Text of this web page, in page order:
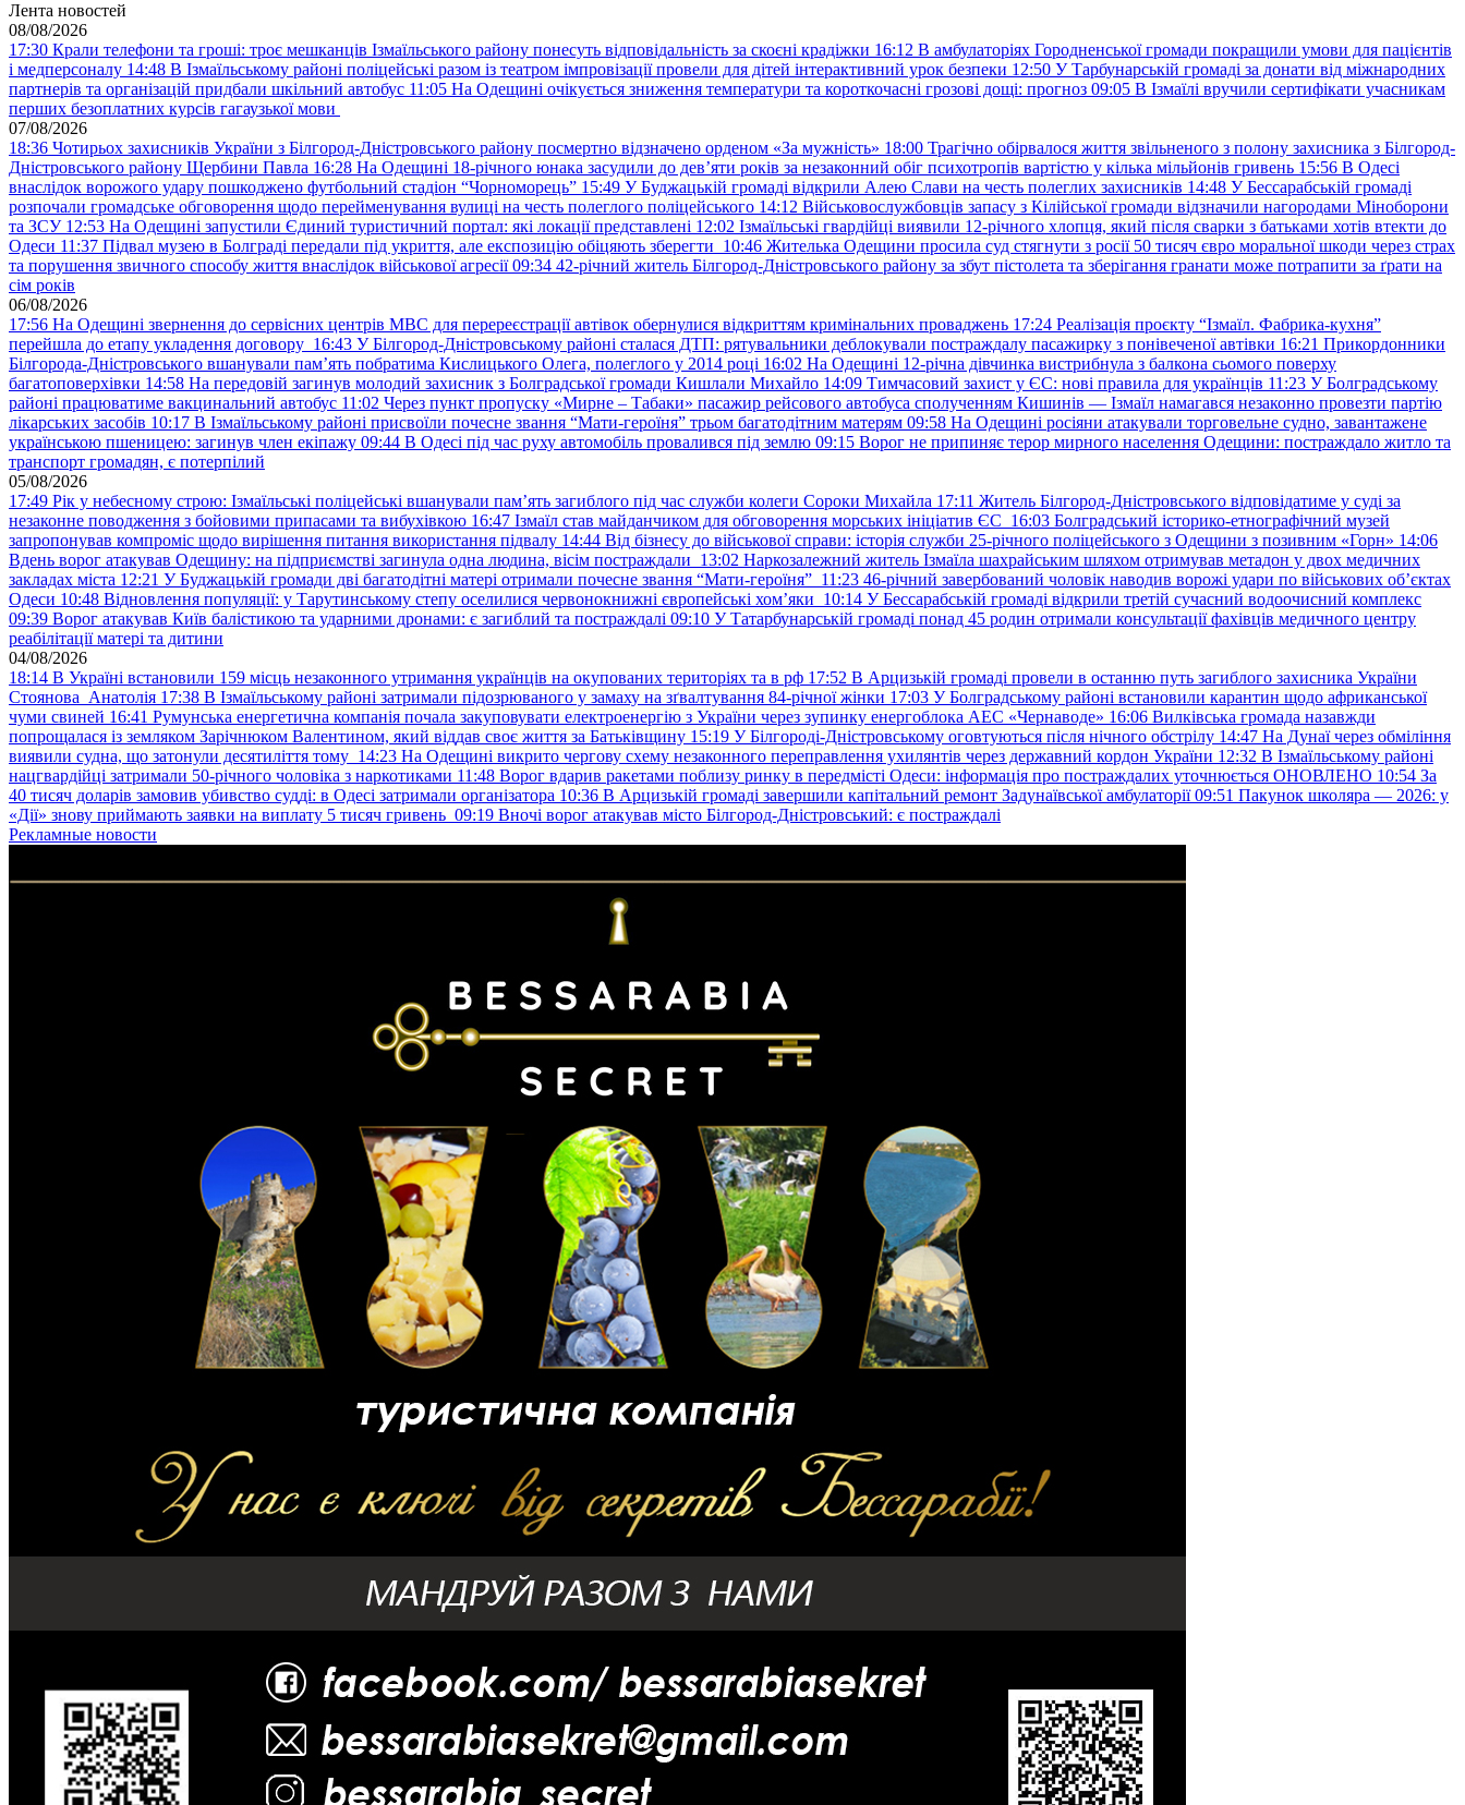
Лента новостей
08/08/2026
17:30 Крали телефони та гроші: троє мешканців Ізмаїльського району понесуть відповідальність за скоєні крадіжки 16:12 В амбулаторіях Городненської громади покращили умови для пацієнтів
і медперсоналу 14:48 В Ізмаїльському районі поліцейські разом із театром імпровізації провели для дітей інтерактивний урок безпеки 12:50 У Тарбунарській громаді за донати від міжнародних
партнерів та організацій придбали шкільний автобус 11:05 На Одещині очікується зниження температури та короткочасні грозові дощі: прогноз 09:05 В Ізмаїлі вручили сертифікати учасникам
перших безоплатних курсів гагаузької мови
07/08/2026
18:36 Чотирьох захисників України з Білгород-Дністровського району посмертно відзначено орденом «За мужність» 18:00 Трагічно обірвалося життя звільненого з полону захисника з Білгород-
Дністровського району Щербини Павла 16:28 На Одещині 18-річного юнака засудили до дев’яти років за незаконний обіг психотропів вартістю у кілька мільйонів гривень 15:56 В Одесі
внаслідок ворожого удару пошкоджено футбольний стадіон “Чорноморець” 15:49 У Буджацькій громаді відкрили Алею Слави на честь полеглих захисників 14:48 У Бессарабській громаді
розпочали громадське обговорення щодо перейменування вулиці на честь полеглого поліцейського 14:12 Військовослужбовців запасу з Кілійської громади відзначили нагородами Міноборони
та ЗСУ 12:53 На Одещині запустили Єдиний туристичний портал: які локації представлені 12:02 Ізмаїльські гвардійці виявили 12-річного хлопця, який після сварки з батьками хотів втекти до
Одеси 11:37 Підвал музею в Болграді передали під укриття, але експозицію обіцяють зберегти 10:46 Жителька Одещини просила суд стягнути з росії 50 тисяч євро моральної шкоди через страх
та порушення звичного способу життя внаслідок військової агресії 09:34 42-річний житель Білгород-Дністровського району за збут пістолета та зберігання гранати може потрапити за ґрати на
сім років
06/08/2026
17:56 На Одещині звернення до сервісних центрів МВС для перереєстрації автівок обернулися відкриттям кримінальних проваджень 17:24 Реалізація проєкту “Ізмаїл. Фабрика-кухня”
перейшла до етапу укладення договору 16:43 У Білгород-Дністровському районі сталася ДТП: рятувальники деблокували постраждалу пасажирку з понівеченої автівки 16:21 Прикордонники
Білгорода-Дністровського вшанували пам’ять побратима Кислицького Олега, полеглого у 2014 році 16:02 На Одещині 12-річна дівчинка вистрибнула з балкона сьомого поверху
багатоповерхівки 14:58 На передовій загинув молодий захисник з Болградської громади Кишлали Михайло 14:09 Тимчасовий захист у ЄС: нові правила для українців 11:23 У Болградському
районі працюватиме вакцинальний автобус 11:02 Через пункт пропуску «Мирне – Табаки» пасажир рейсового автобуса сполученням Кишинів — Ізмаїл намагався незаконно провезти партію
лікарських засобів 10:17 В Ізмаїльському районі присвоїли почесне звання “Мати-героїня” трьом багатодітним матерям 09:58 На Одещині росіяни атакували торговельне судно, завантажене
українською пшеницею: загинув член екіпажу 09:44 В Одесі під час руху автомобіль провалився під землю 09:15 Ворог не припиняє терор мирного населення Одещини: постраждало житло та
транспорт громадян, є потерпілий
05/08/2026
17:49 Рік у небесному строю: Ізмаїльські поліцейські вшанували пам’ять загиблого під час служби колеги Сороки Михайла 17:11 Житель Білгород-Дністровського відповідатиме у суді за
незаконне поводження з бойовими припасами та вибухівкою 16:47 Ізмаїл став майданчиком для обговорення морських ініціатив ЄС 16:03 Болградський історико-етнографічний музей
запропонував компроміс щодо вирішення питання використання підвалу 14:44 Від бізнесу до військової справи: історія служби 25-річного поліцейського з Одещини з позивним «Горн» 14:06
Вдень ворог атакував Одещину: на підприємстві загинула одна людина, вісім постраждали 13:02 Наркозалежний житель Ізмаїла шахрайським шляхом отримував метадон у двох медичних
закладах міста 12:21 У Буджацькій громади дві багатодітні матері отримали почесне звання “Мати-героїня” 11:23 46-річний завербований чоловік наводив ворожі удари по військових обʼєктах
Одеси 10:48 Відновлення популяції: у Тарутинському степу оселилися червонокнижні європейські хом’яки 10:14 У Бессарабській громаді відкрили третій сучасний водоочисний комплекс
09:39 Ворог атакував Київ балістикою та ударними дронами: є загиблий та постраждалі 09:10 У Татарбунарській громаді понад 45 родин отримали консультації фахівців медичного центру
реабілітації матері та дитини
04/08/2026
18:14 В Україні встановили 159 місць незаконного утримання українців на окупованих територіях та в рф 17:52 В Арцизькій громаді провели в останню путь загиблого захисника України
Стоянова Анатолія 17:38 В Ізмаїльському районі затримали підозрюваного у замаху на зґвалтування 84-річної жінки 17:03 У Болградському районі встановили карантин щодо африканської
чуми свиней 16:41 Румунська енергетична компанія почала закуповувати електроенергію з України через зупинку енергоблока АЕС «Чернаводе» 16:06 Вилківська громада назавжди
попрощалася із земляком Зарічнюком Валентином, який віддав своє життя за Батьківщину 15:19 У Білгороді-Дністровському оговтуються після нічного обстрілу 14:47 На Дунаї через обміління
виявили судна, що затонули десятиліття тому 14:23 На Одещині викрито чергову схему незаконного переправлення ухилянтів через державний кордон України 12:32 В Ізмаїльському районі
нацгвардійці затримали 50-річного чоловіка з наркотиками 11:48 Ворог вдарив ракетами поблизу ринку в передмісті Одеси: інформація про постраждалих уточнюється ОНОВЛЕНО 10:54 За
40 тисяч доларів замовив убивство судді: в Одесі затримали організатора 10:36 В Арцизькій громаді завершили капітальний ремонт Задунаївської амбулаторії 09:51 Пакунок школяра — 2026: у
«Дії» знову приймають заявки на виплату 5 тисяч гривень 09:19 Вночі ворог атакував місто Білгород-Дністровський: є постраждалі
Рекламные новости